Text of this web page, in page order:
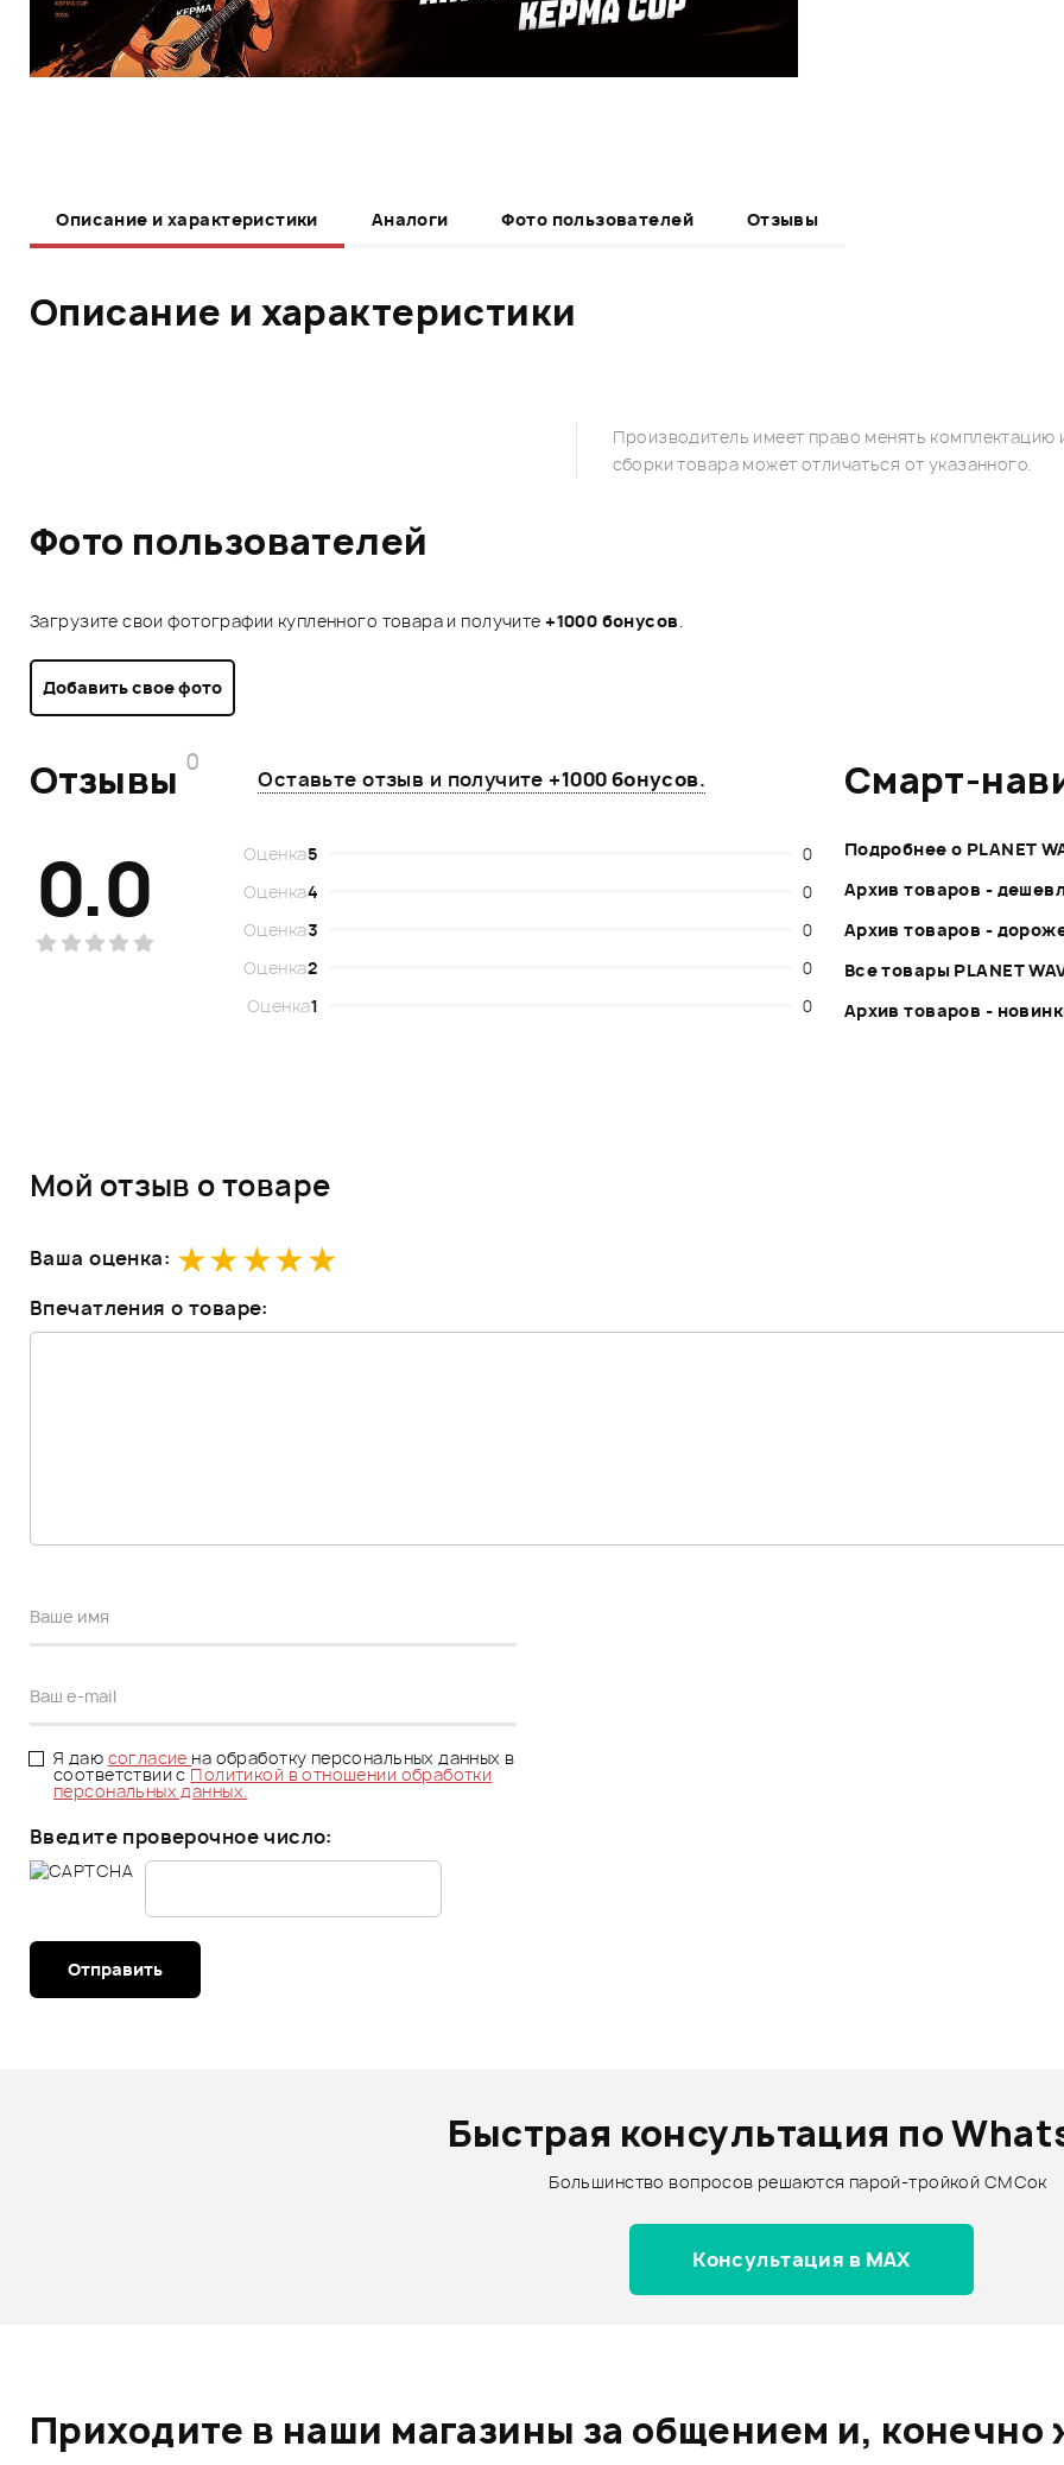
Описание и характеристики Аналоги Фото пользователей Отзывы
Описание и характеристики
Производитель имеет право менять
сборки товара может отличаться от указанного.
Фото пользователей
Загрузите свои фотографии купленного товара и получите+1000 бонусов.
Добавить свое фото
Отзывы 0
Оставьте отзыв и получите +1000 бонусов.
0.0 Оценка5
0
Оценка4
0
Оценка3
0
Оценка2
0
Оценка1 0
Смарт-
Подробнее о PLANET
Архив товаров -
Архив товаров -
Все товары PLANET
Архив товаров -
Мой отзыв о товаре
Ваша оценка:
Впечатления о товаре:
Я даю согласие на обработку персональных данных в
соответствии сПолитикой в отношении обработки
персональных данных.
Введите проверочное число:
Отправить
Быстрая консультация по
Большинство вопросов решаются парой-тройкой СМСок
Консультация в MAX
Приходите в наши магазины за общением и, конечно